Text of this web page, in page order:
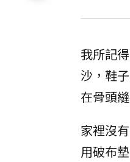
我所記
沙，鞋
在骨頭
家裡沒
用破布